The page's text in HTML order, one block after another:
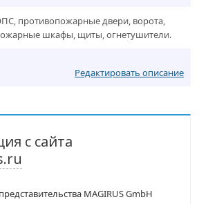
противопожарные двери, ворота,
шкафы, щиты, огнетушители.
Редактировать описание
с сайта
MAGIRUS GmbH